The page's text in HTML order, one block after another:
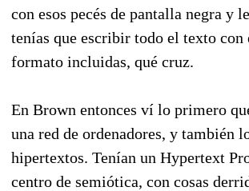
con esos pecés de pantalla negra y
tenías que escribir todo el texto con
formato incluidas, qué cruz.
En Brown entonces ví lo primero
una red de ordenadores, y también
hipertextos. Tenían un Hypertext
centro de semiótica, con cosas